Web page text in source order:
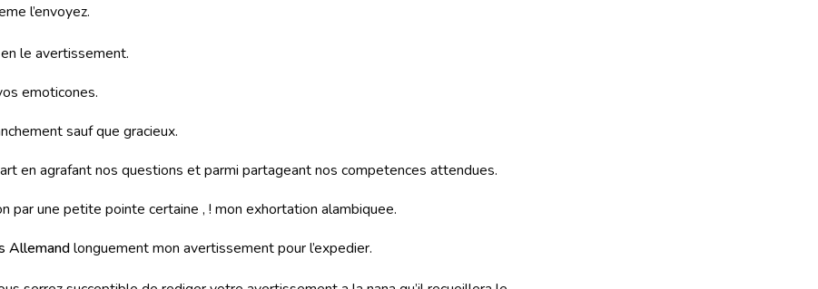
l’envoyez.
le avertissement.
emoticones.
sauf que gracieux.
en agrafant nos questions et parmi partageant nos competences attendues.
par une petite pointe certaine , ! mon exhortation alambiquee.
Allemandlonguement mon avertissement pour l’expedier.